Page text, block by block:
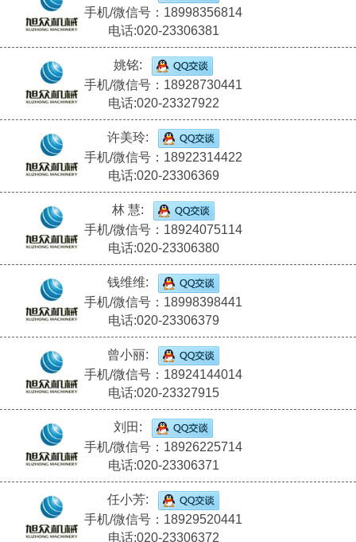
手机/微信号：18998356814
电话:020-23306381
姚铭:
手机/微信号：18928730441
电话:020-23327922
许美玲:
手机/微信号：18922314422
电话:020-23306369
林 慧:
手机/微信号：18924075114
电话:020-23306380
钱维维:
手机/微信号：18998398441
电话:020-23306379
曾小丽:
手机/微信号：18924144014
电话:020-23327915
刘田:
手机/微信号：18926225714
电话:020-23306371
任小芳:
手机/微信号：18929520441
电话:020-23306372